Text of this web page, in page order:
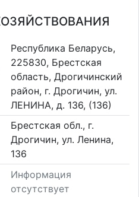
Республика Беларусь,
225830, Брестская
область, Дрогичинский
район, г. Дрогичин, ул.
ЛЕНИНА, д. 136, (136)
Брестская обл., г.
Дрогичин, ул. Ленина,
136
Информация
отсутствует